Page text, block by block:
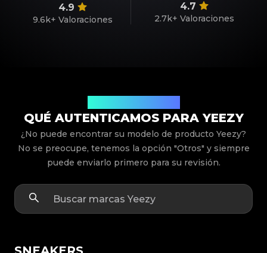
4.9
9.6k+ Valoraciones
4.7
2.7k+ Valoraciones
QUÉ AUTENTICAMOS PARA YEEZY
¿No puede encontrar su modelo de producto Yeezy?
No se preocupe, tenemos la opción "Otros" y siempre
puede enviarlo primero para su revisión.